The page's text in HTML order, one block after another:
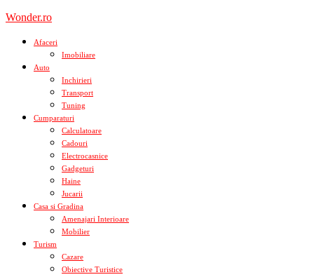
Skip
content
Wonder.ro
Afaceri
Imobiliare
Auto
Inchirieri
Transport
Tuning
Cumparaturi
Calculatoare
Cadouri
Electrocasnice
Gadgeturi
Haine
Jucarii
Casa si Gradina
Amenajari Interioare
Mobilier
Turism
Cazare
Obiective Turistice